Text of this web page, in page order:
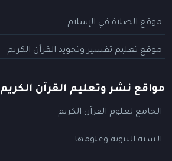
موقع الصلاة في الإسلام
موقع تعليم تفسير وتجويد القرآن الكريم
مواقع نشر وتعليم القرآن الكريم
الجامع لعلوم القرآن الكريم
السنة النبوية وعلومها